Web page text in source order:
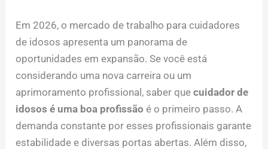
Em 2026, o mercado de trabalho para cuidadores
de idosos apresenta um panorama de
oportunidades em expansão. Se você está
considerando uma nova carreira ou um
aprimoramento profissional, saber quecuidador de
idosos é uma boa profissão é o primeiro passo. A
demanda constante por esses profissionais garante
estabilidade e diversas portas abertas. Além disso,